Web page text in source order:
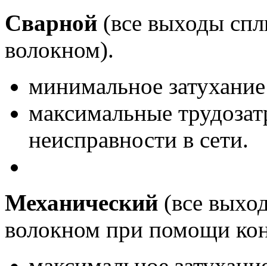
Сварной (все выходы
волокном).
минимальное
максимальные
неисправности в сети.
Механический (все
волокном при помощи